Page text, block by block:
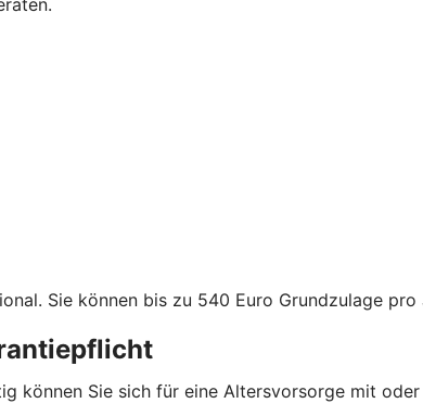
Sie können bis zu 540 Euro Grundzulage
können Sie sich für eine Altersvorsorge mit